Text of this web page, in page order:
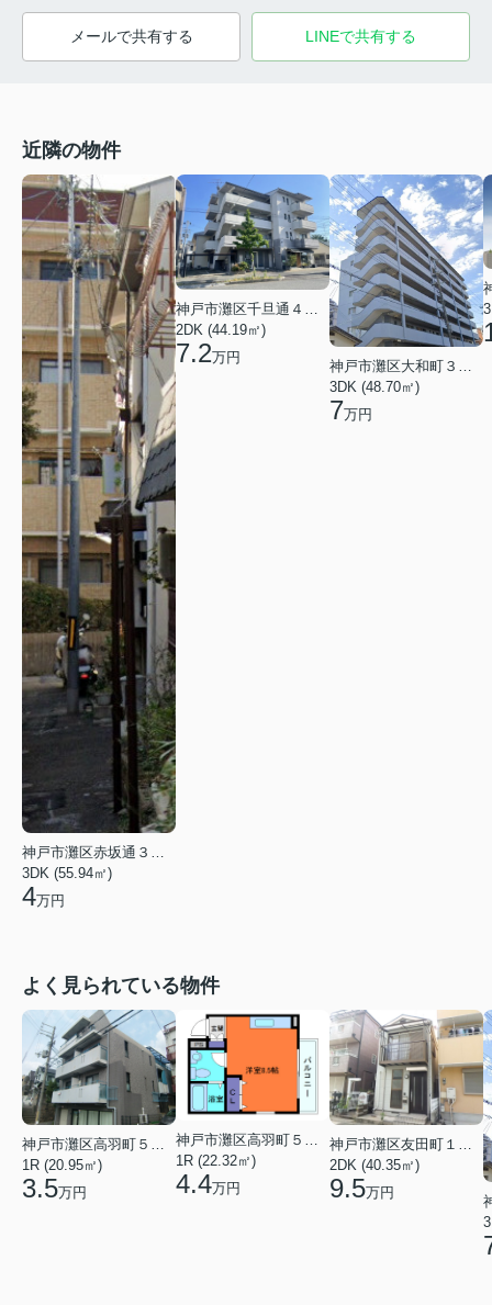
メールで共有する LINEで共有する
近隣の物件
3DK (55.94㎡)
4万円
神戸市灘区千旦通４丁目
2DK (44.19㎡)
7.2万円
神戸市灘区大和町３丁目
3DK (48.70㎡)
7万円
よく見られている物件
1R (20.95㎡)
3.5万円
1R (22.32㎡)
4.4万円
2DK (40.35㎡)
9.5万円